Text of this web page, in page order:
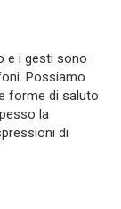
e i gesti sono
Possiamo
forme di saluto
la
di